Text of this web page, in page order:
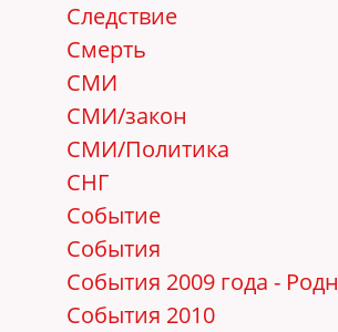
Следствие
Смерть
СМИ
СМИ/закон
СМИ/Политика
СНГ
Событие
События
События 2009 года -
События 2010